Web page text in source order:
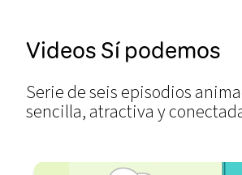
Videos Sí podemos
Serie de seis episodios
sencilla, atractiva y